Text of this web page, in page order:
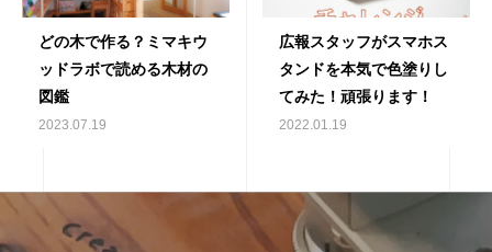
どの木で作る？ミマキウ
ッドラボで読める木材の
図鑑
2023.07.19
広報スタッフがスマホス
タンドを本気で色塗りし
てみた！頑張ります！
2022.01.19